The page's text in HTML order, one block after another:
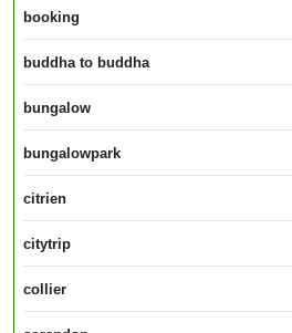
booking
buddha to buddha
bungalow
bungalowpark
citrien
citytrip
collier